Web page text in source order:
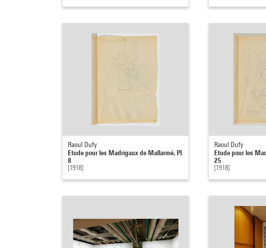
Raoul Dufy
Etude pour les Madrigaux de Mallarmé, Pl.
8
[1918]
Raoul Dufy
Etude pour les
25
[1918]